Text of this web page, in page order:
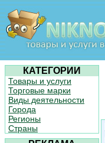
КАТЕГОРИИ
Товары и услуги
Торговые марки
Виды деятельности
Города
Регионы
Страны